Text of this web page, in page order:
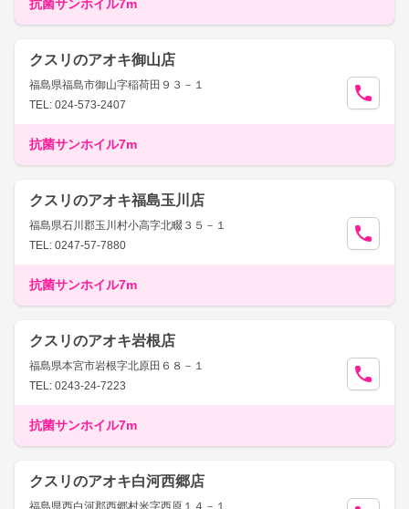
抗菌サンホイル7m
クスリのアオキ御山店
福島県福島市御山字稲荷田９３－１
TEL: 024-573-2407
抗菌サンホイル7m
クスリのアオキ福島玉川店
福島県石川郡玉川村小高字北畷３５－１
TEL: 0247-57-7880
抗菌サンホイル7m
クスリのアオキ岩根店
福島県本宮市岩根字北原田６８－１
TEL: 0243-24-7223
抗菌サンホイル7m
クスリのアオキ白河西郷店
福島県西白河郡西郷村米字西原１４－１